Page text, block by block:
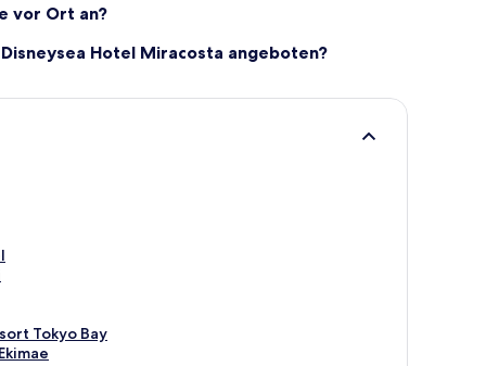
vor Ort an?
Hotel Miracosta angeboten?
Tokyo Bay